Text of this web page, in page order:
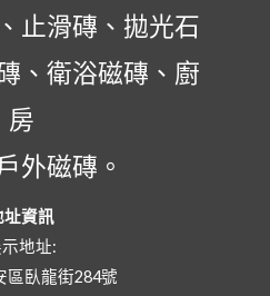
止滑磚、拋光石
、衛浴磁磚、廚
房
外磁磚。
址資訊
地址:
區臥龍街284號